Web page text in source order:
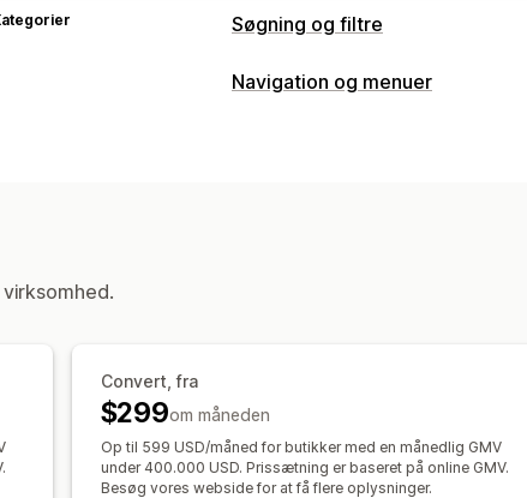
Søgning og filtre
Søgefunktioner
Indblik med kunstig intelligens
Analyser i realtid
Adfærdsindblik
Navigation og menuer
Convert, fra
$299om måneden
Op til 599 USD/måned for butikker med en månedlig GMV
under 400.000 USD. Prissætning er baseret på online GMV.
Besøg vores webside for at få flere oplysninger.